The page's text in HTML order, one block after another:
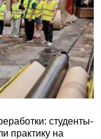
студенты-
практику на